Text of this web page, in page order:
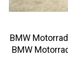
BMW
BMW